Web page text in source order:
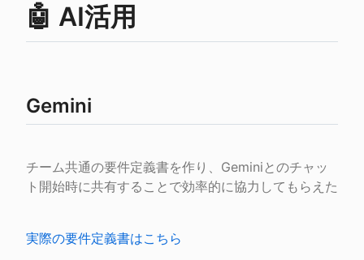
🤖 AI活用
Gemini
チーム共通の要件定義書を作り、Geminiとのチャッ
ト開始時に共有することで効率的に協力してもらえた
実際の要件定義書はこちら